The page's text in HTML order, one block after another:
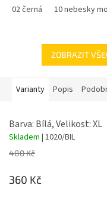
,též nám napište do
02 černá 10 nebesky
ZOBRAZIT
Varianty Popis
Barva: Bílá, Velikost: XL
Skladem | 1020/BIL
480 Kč
360 Kč